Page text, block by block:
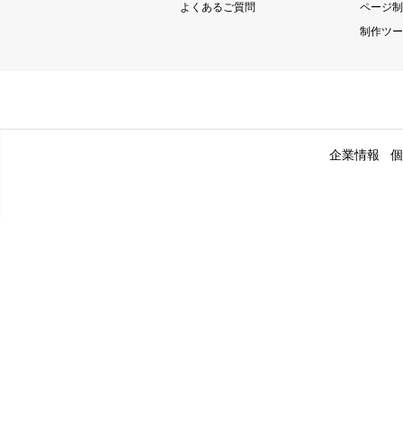
よくあるご質問
ページ
制作ツ
企業情報